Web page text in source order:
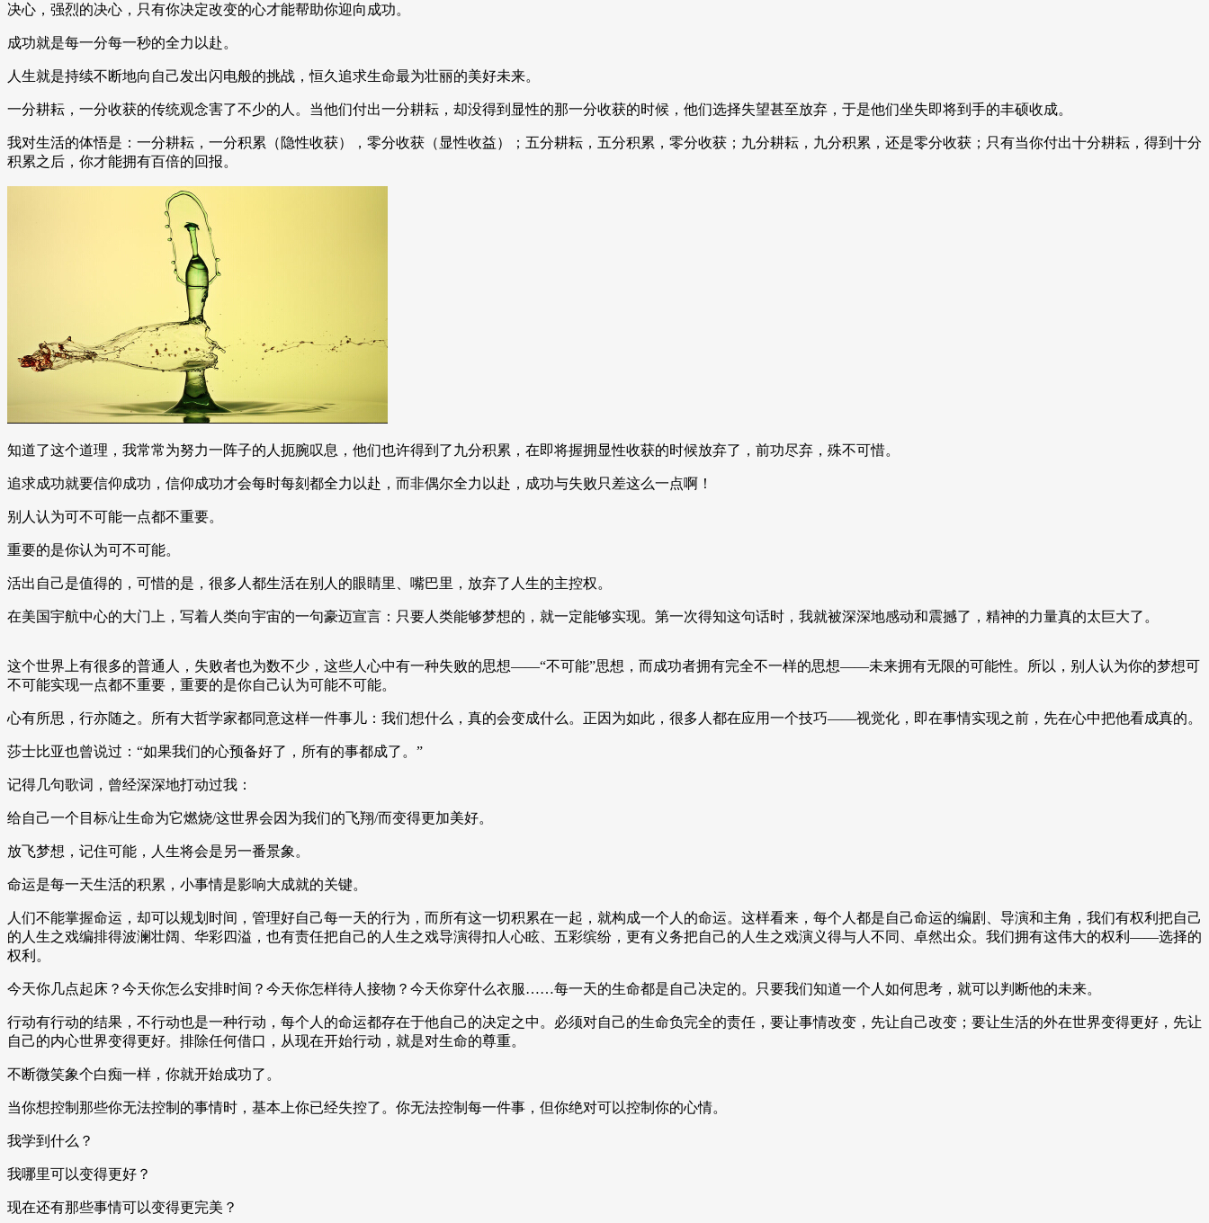
决心，强烈的决心，只有你决定改变的心才能帮助你迎向成功。
成功就是每一分每一秒的全力以赴。
人生就是持续不断地向自己发出闪电般的挑战，恒久追求生命最为壮丽的美好未来。
一分耕耘，一分收获的传统观念害了不少的人。当他们付出一分耕耘，却没得到显性的那一分收获的时候，他们选择失望甚至放弃，于是他们坐失即将到手的丰硕收成。
我对生活的体悟是：一分耕耘，一分积累（隐性收获），零分收获（显性收益）；五分耕耘，五分积累，零分收获；九分耕耘，九分积累，还是零分收获；只有当你付出十分耕耘，得到十分
积累之后，你才能拥有百倍的回报。
知道了这个道理，我常常为努力一阵子的人扼腕叹息，他们也许得到了九分积累，在即将握拥显性收获的时候放弃了，前功尽弃，殊不可惜。
追求成功就要信仰成功，信仰成功才会每时每刻都全力以赴，而非偶尔全力以赴，成功与失败只差这么一点啊！
别人认为可不可能一点都不重要。
重要的是你认为可不可能。
活出自己是值得的，可惜的是，很多人都生活在别人的眼睛里、嘴巴里，放弃了人生的主控权。
在美国宇航中心的大门上，写着人类向宇宙的一句豪迈宣言：只要人类能够梦想的，就一定能够实现。第一次得知这句话时，我就被深深地感动和震撼了，精神的力量真的太巨大了。
这个世界上有很多的普通人，失败者也为数不少，这些人心中有一种失败的思想——“不可能”思想，而成功者拥有完全不一样的思想——未来拥有无限的可能性。所以，别人认为你的梦想可
不可能实现一点都不重要，重要的是你自己认为可能不可能。
心有所思，行亦随之。所有大哲学家都同意这样一件事儿：我们想什么，真的会变成什么。正因为如此，很多人都在应用一个技巧——视觉化，即在事情实现之前，先在心中把他看成真的。
莎士比亚也曾说过：“如果我们的心预备好了，所有的事都成了。”
记得几句歌词，曾经深深地打动过我：
给自己一个目标/让生命为它燃烧/这世界会因为我们的飞翔/而变得更加美好。
放飞梦想，记住可能，人生将会是另一番景象。
命运是每一天生活的积累，小事情是影响大成就的关键。
人们不能掌握命运，却可以规划时间，管理好自己每一天的行为，而所有这一切积累在一起，就构成一个人的命运。这样看来，每个人都是自己命运的编剧、导演和主角，我们有权利把自己
的人生之戏编排得波澜壮阔、华彩四溢，也有责任把自己的人生之戏导演得扣人心眩、五彩缤纷，更有义务把自己的人生之戏演义得与人不同、卓然出众。我们拥有这伟大的权利——选择的
权利。
今天你几点起床？今天你怎么安排时间？今天你怎样待人接物？今天你穿什么衣服……每一天的生命都是自己决定的。只要我们知道一个人如何思考，就可以判断他的未来。
行动有行动的结果，不行动也是一种行动，每个人的命运都存在于他自己的决定之中。必须对自己的生命负完全的责任，要让事情改变，先让自己改变；要让生活的外在世界变得更好，先让
自己的内心世界变得更好。排除任何借口，从现在开始行动，就是对生命的尊重。
不断微笑象个白痴一样，你就开始成功了。
当你想控制那些你无法控制的事情时，基本上你已经失控了。你无法控制每一件事，但你绝对可以控制你的心情。
我学到什么？
我哪里可以变得更好？
现在还有那些事情可以变得更完美？